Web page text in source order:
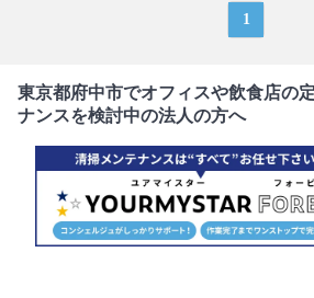
1
東京都府中市でオフィスや飲食店の
ナンスを検討中の法人の方へ